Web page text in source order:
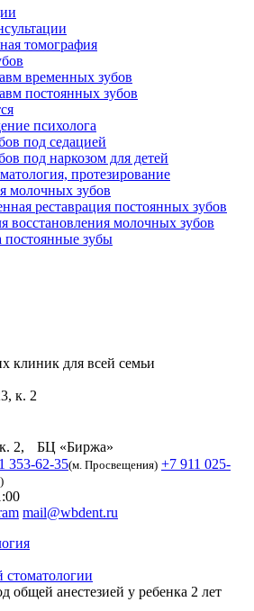
томография
временных зубов
постоянных зубов
психолога
под седацией
под наркозом для детей
протезирование
молочных зубов
реставрация постоянных зубов
восстановления молочных зубов
постоянные зубы
клиник для всей семьи
к. 2
к. 2, БЦ «Биржа»
353-62-35(м. Просвещения) +7 911 025-
mail@wbdent.ru
стоматологии
общей анестезией у ребенка 2 лет